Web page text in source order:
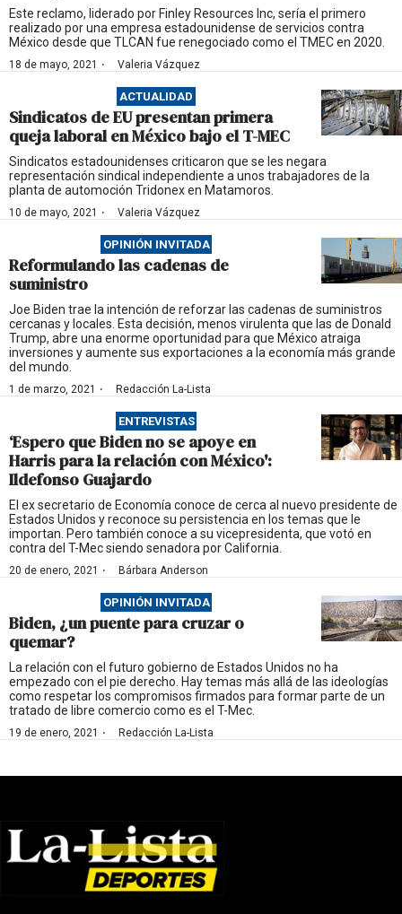
Este reclamo, liderado por Finley Resources Inc, sería el primero
realizado por una empresa estadounidense de servicios contra
México desde que TLCAN fue renegociado como el TMEC en 2020.
18 de mayo, 2021 · Valeria Vázquez
ACTUALIDAD
Sindicatos de EU presentan primera
queja laboral en México bajo el T-MEC
Sindicatos estadounidenses criticaron que se les negara
representación sindical independiente a unos trabajadores de la
planta de automoción Tridonex en Matamoros.
10 de mayo, 2021 · Valeria Vázquez
OPINIÓN INVITADA
Reformulando las cadenas de
suministro
Joe Biden trae la intención de reforzar las cadenas de suministros
cercanas y locales. Esta decisión, menos virulenta que las de Donald
Trump, abre una enorme oportunidad para que México atraiga
inversiones y aumente sus exportaciones a la economía más grande
del mundo.
1 de marzo, 2021 · Redacción La-Lista
ENTREVISTAS
‘Espero que Biden no se apoye en
Harris para la relación con México':
Ildefonso Guajardo
El ex secretario de Economía conoce de cerca al nuevo presidente de
Estados Unidos y reconoce su persistencia en los temas que le
importan. Pero también conoce a su vicepresidenta, que votó en
contra del T-Mec siendo senadora por California.
20 de enero, 2021 · Bárbara Anderson
OPINIÓN INVITADA
Biden, ¿un puente para cruzar o
quemar?
La relación con el futuro gobierno de Estados Unidos no ha
empezado con el pie derecho. Hay temas más allá de las ideologías
como respetar los compromisos firmados para formar parte de un
tratado de libre comercio como es el T-Mec.
19 de enero, 2021 · Redacción La-Lista